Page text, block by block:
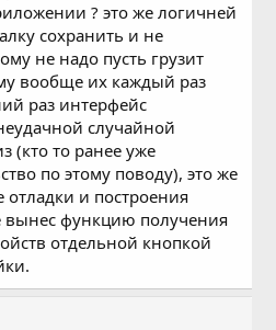
? это же логичней
сохранить и не
не надо пусть грузит
вообще их каждый раз
раз интерфейс
случайной
(кто то ранее уже
по этому поводу), это же
отладки и построения
функцию получения
отдельной кнопкой